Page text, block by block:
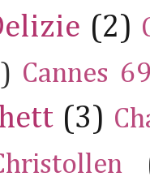
(2)
Cannes
(3)